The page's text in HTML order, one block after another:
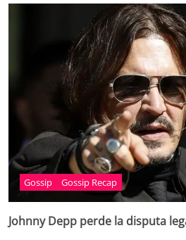
Gossip Gossip Recap
Johnny Depp perde la disputa